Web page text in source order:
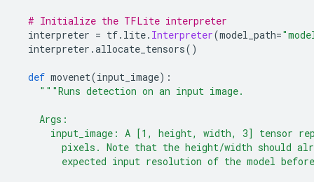
# Initialize the TFLite interpreter
interpreter = tf. lite. Interpreter(model_path=
interpreter .allocate_tensors()
def movenet(input_image):
"""Runs detection on an input image.
Args:
input_image: A [1, height, width, 3] tensor
pixels. Note that the height/width should
expected input resolution of the model